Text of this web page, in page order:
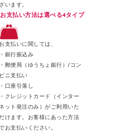
スティックのり
クリップ
カッター
います。
お支払い方法は選べる4タイプ
支払いに関しては、
銀行振込み
郵便局（ゆうちょ銀行）/コン
ニ支払い
口座引落し
クレジットカード（インター
ット発注のみ）がご利用いた
けます。お客様にあった方法
お支払いください。